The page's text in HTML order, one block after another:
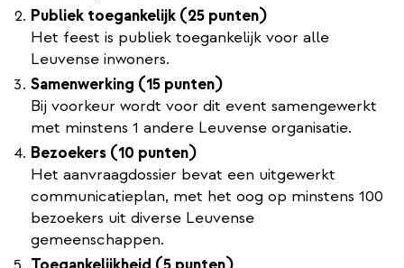
Publiek toegankelijk (25 punten)
Het feest is publiek toegankelijk voor alle
Leuvense inwoners.
Samenwerking (15 punten)
Bij voorkeur wordt voor dit event samengewerkt
met minstens 1 andere Leuvense organisatie.
Bezoekers (10 punten)
Het aanvraagdossier bevat een uitgewerkt
communicatieplan, met het oog op minstens 100
bezoekers uit diverse Leuvense
gemeenschappen.